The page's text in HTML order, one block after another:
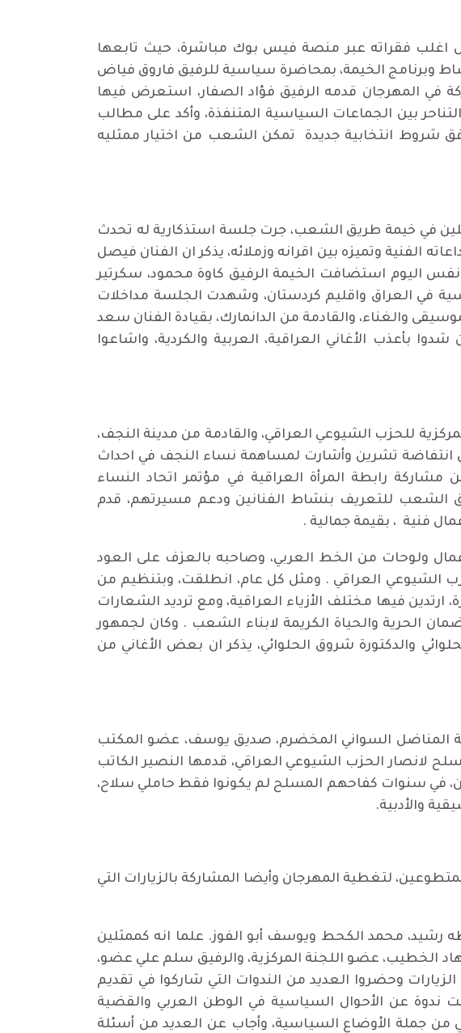
اغلب فقراته عبر منصة فيس بوك مباشرة، حيث تابعها
اعلن افتتاح نشاط وبرنامج الخيمة، بمحاضرة سياسية للرفيق فاروق فياض
في المهرجان قدمه الرفيق فؤاد الصفار، استعرض فيها
بين الجماعات السياسية المتنفذة، وأكد على مطالب
وفق شروط انتخابية جديدة تمكن الشعب من اختيار ممثليه
كان من أبرز العاملين في خيمة طريق الشعب، جرت جلسة استذكارية له تحدث
الفنية وتميزه بين اقرانه وزملائه، يذكر ان الفنان فيصل
اليوم استضافت الخيمة الرفيق كاوة محمود، سكرتير
في العراق واقليم كردستان، وشهدت الجلسة مداخلات
والغناء، والقادمة من الدانمارك، بقيادة الفنان سعد
بأعذب الأغاني العراقية، العربية والكردية، واشاعوا
المركزية للحزب الشيوعي العراقي، والقادمة من مدينة النجف،
انتفاضة تشرين وأشارت لمساهمة نساء النجف في احداث
رابطة المرأة العراقية في مؤتمر اتحاد النساء
الشعب للتعريف بنشاط الفنانين ودعم مسيرتهم، قدم
فنية ، بقيمة جمالية .
ولوحات من الخط العربي، وصاحبه بالعزف على العود
الشيوعي العراقي . ومثل كل عام، انطلقت، وبتنظيم من
ارتدين فيها مختلف الأزياء العراقية، ومع ترديد الشعارات
الحرية والحياة الكريمة لابناء الشعب . وكان لجمهور
والدكتورة شروق الحلوائي، يذكر ان بعض الأغاني من
المناضل السواني المخضرم، صديق يوسف، عضو المكتب
لانصار الحزب الشيوعي العراقي، قدمها النصير الكاتب
في سنوات كفاحهم المسلح لم يكونوا فقط حاملي سلاح،
والأدبية.
لتغطية المهرجان وأيضا المشاركة بالزيارات التي
رشيد، محمد الكحط ويوسف أبو الفوز. علما انه كممثلين
الخطيب، عضو اللجنة المركزية، والرفيق سلم علي عضو،
وحضروا العديد من الندوات التي شاركوا في تقديم
ندوة عن الأحوال السياسية في الوطن العربي والقضية
جملة الأوضاع السياسية، وأجاب عن العديد من أسئلة